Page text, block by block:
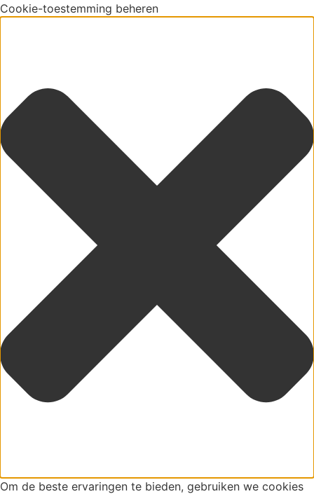
Cookie-toestemming beheren
Om de beste ervaringen te bieden, gebruiken we cookies